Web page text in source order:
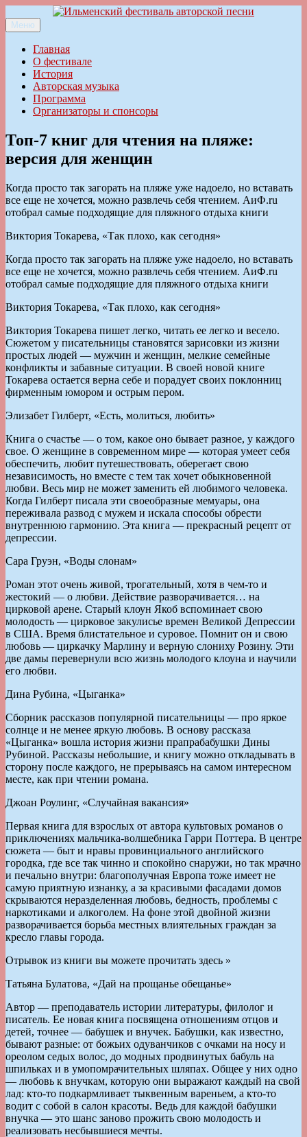
к
содержимому
Ильменский фестиваль авторской песни
Меню
Главная
О фестивале
История
Авторская музыка
Программа
Организаторы и спонсоры
Топ-7 книг для чтения на пляже:
версия для женщин
Когда просто так загорать на пляже уже надоело, но вставать
все еще не хочется, можно развлечь себя чтением. АиФ.ru
отобрал самые подходящие для пляжного отдыха книги
Виктория Токарева, «Так плохо, как сегодня»
Когда просто так загорать на пляже уже надоело, но вставать
все еще не хочется, можно развлечь себя чтением. АиФ.ru
отобрал самые подходящие для пляжного отдыха книги
Виктория Токарева, «Так плохо, как сегодня»
Виктория Токарева пишет легко, читать ее легко и весело.
Сюжетом у писательницы становятся зарисовки из жизни
простых людей — мужчин и женщин, мелкие семейные
конфликты и забавные ситуации. В своей новой книге
Токарева остается верна себе и порадует своих поклонниц
фирменным юмором и острым пером.
Элизабет Гилберт, «Есть, молиться, любить»
Книга о счастье — о том, какое оно бывает разное, у каждого
свое. О женщине в современном мире — которая умеет себя
обеспечить, любит путешествовать, оберегает свою
независимость, но вместе с тем так хочет обыкновенной
любви. Весь мир не может заменить ей любимого человека.
Когда Гилберт писала эти своеобразные мемуары, она
переживала развод с мужем и искала способы обрести
внутреннюю гармонию. Эта книга — прекрасный рецепт от
депрессии.
Сара Груэн, «Воды слонам»
Роман этот очень живой, трогательный, хотя в чем-то и
жестокий — о любви. Действие разворачивается… на
цирковой арене. Старый клоун Якоб вспоминает свою
молодость — цирковое закулисье времен Великой Депрессии
в США. Время блистательное и суровое. Помнит он и свою
любовь — циркачку Марлину и верную слониху Розину. Эти
две дамы перевернули всю жизнь молодого клоуна и научили
его любви.
Дина Рубина, «Цыганка»
Сборник рассказов популярной писательницы — про яркое
солнце и не менее яркую любовь. В основу рассказа
«Цыганка» вошла история жизни прапрабабушки Дины
Рубиной. Рассказы небольшие, и книгу можно откладывать в
сторону после каждого, не прерываясь на самом интересном
месте, как при чтении романа.
Джоан Роулинг, «Случайная вакансия»
Первая книга для взрослых от автора культовых романов о
приключениях мальчика-волшебника Гарри Поттера. В центре
сюжета — быт и нравы провинциального английского
городка, где все так чинно и спокойно снаружи, но так мрачно
и печально внутри: благополучная Европа тоже имеет не
самую приятную изнанку, а за красивыми фасадами домов
скрываются неразделенная любовь, бедность, проблемы с
наркотиками и алкоголем. На фоне этой двойной жизни
разворачивается борьба местных влиятельных граждан за
кресло главы города.
Отрывок из книги вы можете прочитать здесь »
Татьяна Булатова, «Дай на прощанье обещанье»
Автор — преподаватель истории литературы, филолог и
писатель. Ее новая книга посвящена отношениям отцов и
детей, точнее — бабушек и внучек. Бабушки, как известно,
бывают разные: от божьих одуванчиков с очками на носу и
ореолом седых волос, до модных продвинутых бабуль на
шпильках и в умопомрачительных шляпах. Общее у них одно
— любовь к внучкам, которую они выражают каждый на свой
лад: кто-то подкармливает тыквенным вареньем, а кто-то
водит с собой в салон красоты. Ведь для каждой бабушки
внучка — это шанс заново прожить свою молодость и
реализовать несбывшиеся мечты.